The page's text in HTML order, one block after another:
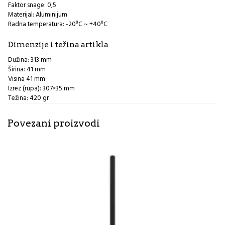
Faktor snage: 0,5
Materijal: Aluminijum
Radna temperatura: -20⁰C ~ +40⁰C
Dimenzije i težina artikla
Dužina: 313 mm
Širina: 41 mm
Visina 41 mm
Izrez (rupa): 307×35 mm
Težina: 420 gr
Povezani proizvodi